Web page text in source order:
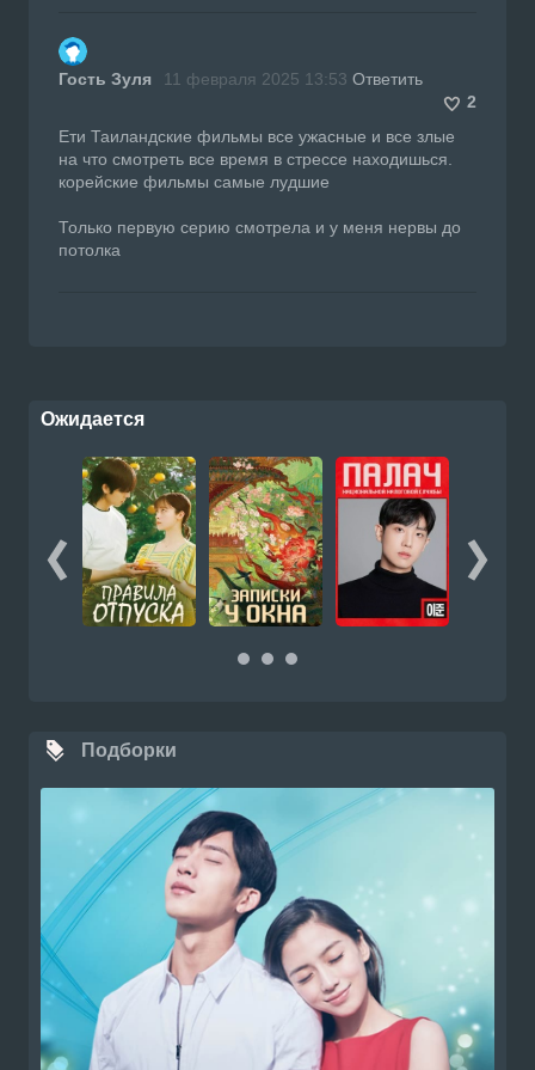
Гость Зуля 11 февраля 2025 13:53 Ответить
2
Ети Таиландские фильмы все ужасные и все злые
на что смотреть все время в стрессе находишься.
корейские фильмы самые лудшие
Только первую серию смотрела и у меня нервы до
потолка
Ожидается
Подборки